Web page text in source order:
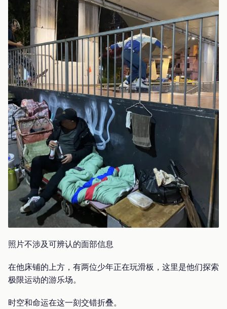
照片不涉及可辨认的面部信息
在他床铺的上方，有两位少年正在玩滑板，这里是他们探索
极限运动的游乐场。
时空和命运在这一刻交错折叠。